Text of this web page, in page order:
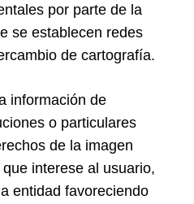
por parte de la
se establecen redes
de cartografía.
información de
o particulares
de la imagen
interese al usuario,
entidad favoreciendo